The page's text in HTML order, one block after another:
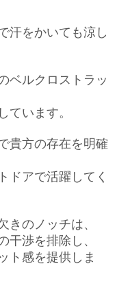
汗をかいても涼し
ベルクロストラッ
ています。
貴方の存在を明確
ドアで活躍してく
きのノッチは、
干渉を排除し、
ト感を提供しま